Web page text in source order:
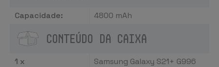
Capacidade: 4800 mAh
CONTEÚDO DA CAIXA
1 x
Samsung Galaxy S21+ G996